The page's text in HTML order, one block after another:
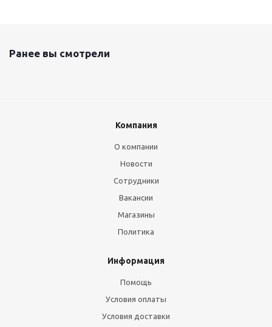
Ранее вы смотрели
Компания
О компании
Новости
Сотрудники
Вакансии
Магазины
Политика
Информация
Помощь
Условия оплаты
Условия доставки